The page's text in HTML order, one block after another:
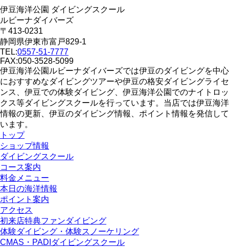
伊豆海洋公園 ダイビングスクール
ルビーナダイバーズ
〒413-0231
静岡県伊東市富戸829-1
TEL:0557-51-7777
FAX:050-3528-5099
伊豆海洋公園ルビーナダイバーズでは伊豆のダイビングを中心
におすすめなダイビングツアーや伊豆の格安ダイビングライセ
ンス、伊豆での体験ダイビング、伊豆海洋公園でのナイトロッ
クス等ダイビングスクールを行っています。当店では伊豆海洋
情報の更新、伊豆のダイビング情報、ポイント情報を発信して
います。
トップ
ショップ情報
ダイビングスクール
コース案内
料金メニュー
本日の海洋情報
ポイント案内
アクセス
初来店特典ファンダイビング
体験ダイビング・体験スノーケリング
CMAS・PADIダイビングスクール